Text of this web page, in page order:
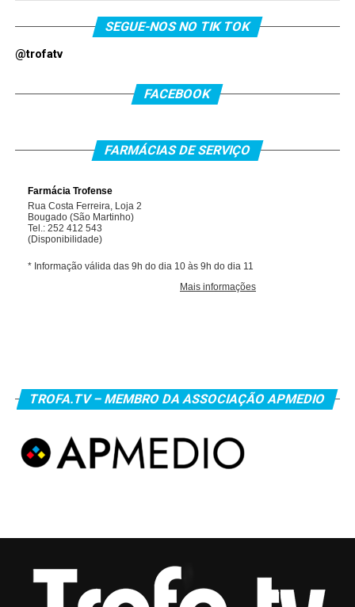
SEGUE-NOS NO TIK TOK
@trofatv
FACEBOOK
FARMÁCIAS DE SERVIÇO
TROFA.TV – MEMBRO DA ASSOCIAÇÃO APMEDIO